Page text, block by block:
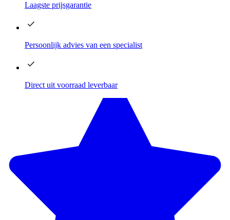
Laagste prijsgarantie
Persoonlijk advies van een specialist
Direct uit voorraad leverbaar